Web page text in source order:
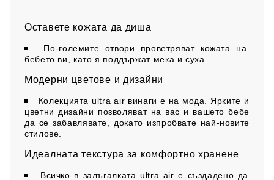
Оставете кожата да диша
По-големите отвори проветряват кожата на
бебето ви, като я поддържат мека и суха.
Модерни цветове и дизайни
Колекцията ultra air винаги е на мода. Ярките и
цветни дизайни позволяват на вас и вашето бебе
да се забавлявате, докато изпробвате най-новите
стилове.
Идеалната текстура за комфортно хранене
Всичко в залъгалката ultra air е създадено да